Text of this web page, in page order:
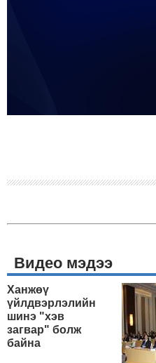
Видео мэдээ
Ханжөү
үйлдвэрлэлийн
шинэ "хэв
загвар" болж
байна